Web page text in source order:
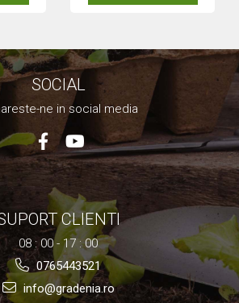
/ polișat
SOCIAL
ne in social media
CLIENTI
08 : 00 - 17 : 00
0765443521
info@gradenia.ro